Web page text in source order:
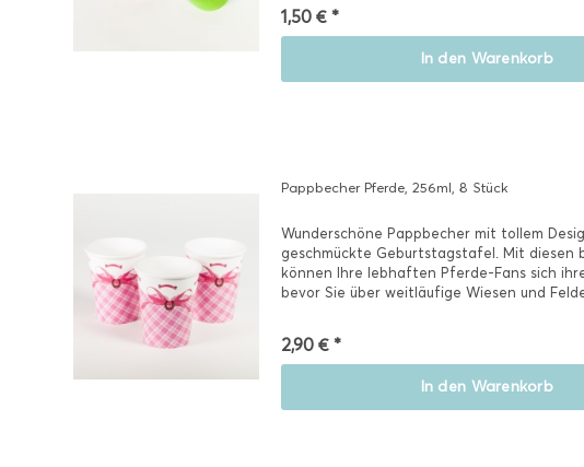
1,50 € *
In den Warenkorb
Pappbecher Pferde, 256ml, 8 Stück
Wunderschöne Pappbecher mit tollem
geschmückte Geburtstagstafel. Mit diesen
können Ihre lebhaften Pferde-Fans sich
bevor Sie über weitläufige Wiesen und
2,90 € *
In den Warenkorb